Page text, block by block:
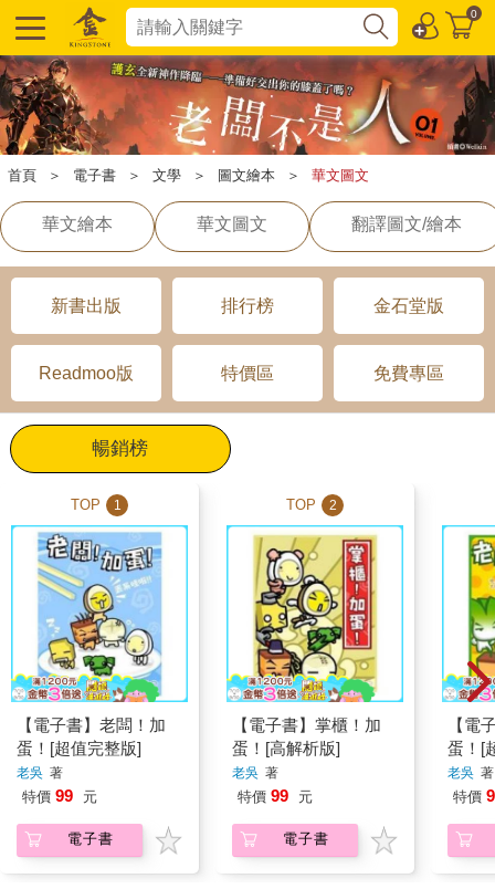
0
首頁 ＞ 電子書 ＞ 文學 ＞ 圖文繪本 ＞ 華文圖文
華文繪本 華文圖文 翻譯圖文/繪本
新書出版 排行榜 金石堂版
Readmoo版 特價區 免費專區
暢銷榜
TOP 1
【電子書】老闆！加
蛋！[超值完整版]
老吳 著
特價 99 元
電子書
TOP 2
【電子書】掌櫃！加
蛋！[高解析版]
老吳 著
特價 99 元
電子書
【電
蛋！[
老吳 著
特價